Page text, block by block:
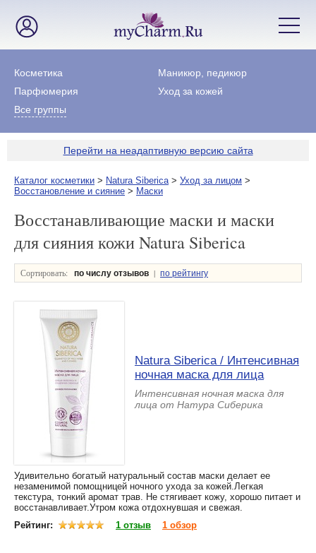
Косметика
Маникюр, педикюр
Парфюмерия
Уход за кожей
Все группы
Перейти на неадаптивную версию сайта
Каталог косметики > Natura Siberica> Уход за лицом >
Восстановление и сияние > Маски
Восстанавливающие маски и маски
для сияния кожи Natura Siberica
Сортировать: по числу отзывов | по рейтингу
Natura Siberica / Интенсивная
ночная маска для лица
Интенсивная ночная маска для
лица от Натура Сиберика
Удивительно богатый натуральный состав маски делает ее
незаменимой помощницей ночного ухода за кожей.Легкая
текстура, тонкий аромат трав. Не стягивает кожу, хорошо питает и
восстанавливает.Утром кожа отдохнувшая и свежая.
Рейтинг:
1 отзыв 1 обзор